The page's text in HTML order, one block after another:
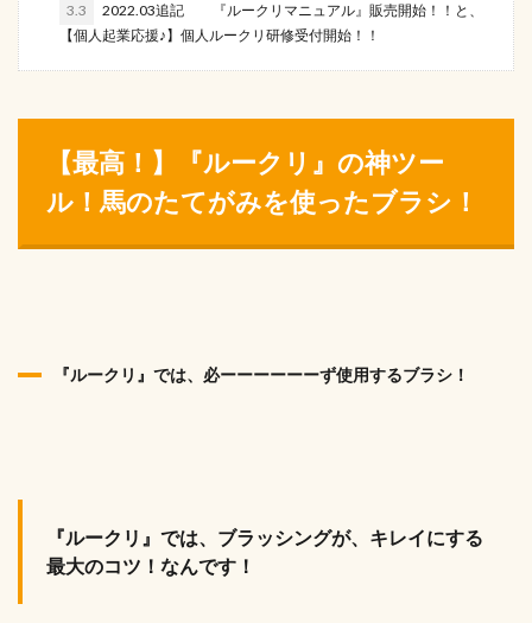
3.3
2022.03追記 『ルークリマニュアル』販売開始！！と、
【個人起業応援♪】個人ルークリ研修受付開始！！
【最高！】『ルークリ』の神ツー
ル！馬のたてがみを使ったブラシ！
『ルークリ』では、必ーーーーーーず使用するブラシ！
『ルークリ』では、ブラッシングが、キレイにする
最大のコツ！なんです！